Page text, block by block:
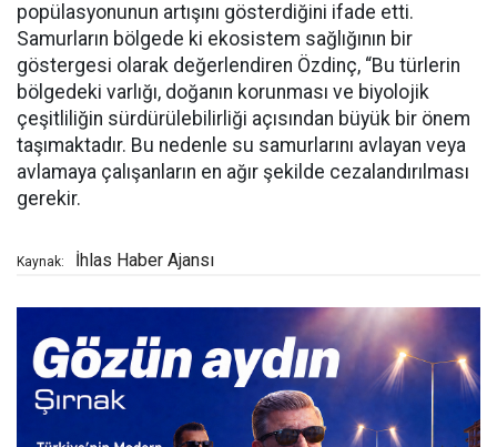
popülasyonunun artışını gösterdiğini ifade etti.
Samurların bölgede ki ekosistem sağlığının bir
göstergesi olarak değerlendiren Özdinç, “Bu türlerin
bölgedeki varlığı, doğanın korunması ve biyolojik
çeşitliliğin sürdürülebilirliği açısından büyük bir önem
taşımaktadır. Bu nedenle su samurlarını avlayan veya
avlamaya çalışanların en ağır şekilde cezalandırılması
gerekir.
Kaynak: İhlas Haber Ajansı